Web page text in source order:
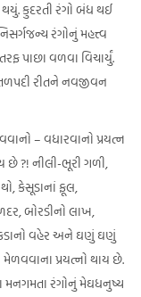
કુદરતી રંગો બંધ થઈ
રંગોનું મહત્ત્વ
પાછા વળવા વિચાર્યું.
રીતને નવજીવન
– વધારવાનો પ્રયત્ન
છે ?! નીલી-ભૂરી ગળી,
કેસૂડાનાં ફૂલ,
બોરડીનો લાખ,
વહેર અને ઘણું ઘણું
પ્રયત્નો થાય છે.
રંગોનું મેઘધનુષ્ય